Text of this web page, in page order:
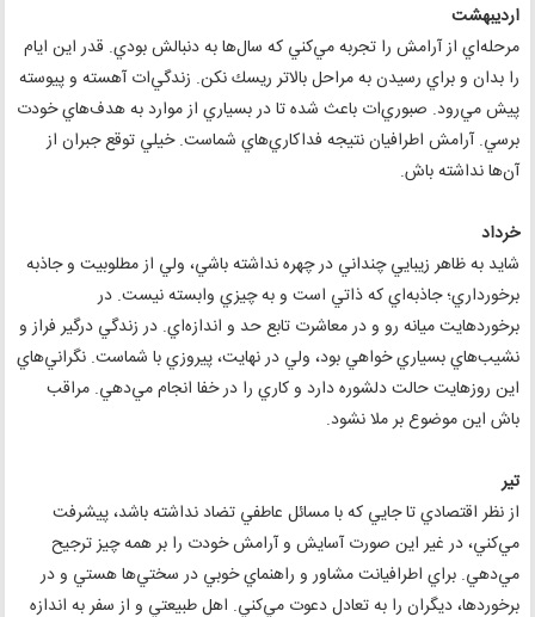
ارديبهشت
مرحله‌اي از آرامش را تجربه مي‌كني كه سال‌ها به دنبالش بودي. قدر اين ايام
را بدان و براي رسيدن به مراحل بالاتر ريسك نكن. زندگي‌ات آهسته و پيوسته
پيش مي‌رود. صبوري‌ات باعث شده تا در بسياري از موارد به هدف‌هاي خودت
برسي. آرامش اطرافيان نتيجه فداكاري‌هاي شماست. خيلي توقع جبران از
آن‌ها نداشته باش.
خرداد
شايد به ظاهر زيبايي چنداني در چهره نداشته باشي، ولي از مطلوبيت و جاذبه
برخورداري؛ جاذبه‌اي كه ذاتي است و به چيزي وابسته نيست. در
برخورد‌هايت ميانه رو و در معاشرت تابع حد و اندازه‌اي. در زندگي درگير فراز و
نشيب‌هاي بسياري خواهي بود، ولي در نهايت، پيروزي با شماست. نگراني‌هاي
اين روزهايت حالت دلشوره دارد و كاري را در خفا انجام مي‌دهي. مراقب
باش اين موضوع بر ملا نشود.
تير
از نظر اقتصادي تا جايي كه با مسائل عاطفي تضاد نداشته باشد، پيشرفت
مي‌كني، در غير اين صورت آسايش و آرامش خودت را بر همه چيز ترجيح
مي‌دهي. براي اطرافيانت مشاور و راهنماي خوبي در سختي‌ها هستي و در
برخوردها، ديگران را به تعادل دعوت مي‌كني. اهل طبيعتي و از سفر به اندازه